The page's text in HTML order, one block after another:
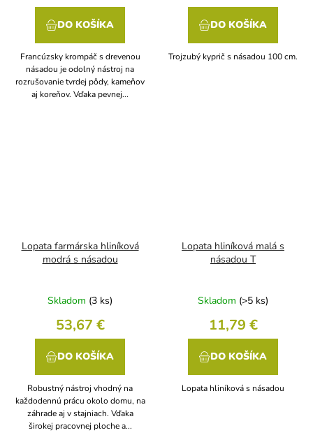
DO KOŠÍKA
Francúzsky krompáč s drevenou
násadou je odolný nástroj na
rozrušovanie tvrdej pôdy, kameňov
aj koreňov. Vďaka pevnej...
DO KOŠÍKA
Trojzubý kyprič s násadou 100 cm.
Lopata farmárska hliníková
modrá s násadou
Skladom (3 ks)
53,67 €
DO KOŠÍKA
Robustný nástroj vhodný na
každodennú prácu okolo domu, na
záhrade aj v stajniach. Vďaka
širokej pracovnej ploche a...
Lopata hliníková malá s
násadou T
Skladom (>5 ks)
11,79 €
DO KOŠÍKA
Lopata hliníková s násadou